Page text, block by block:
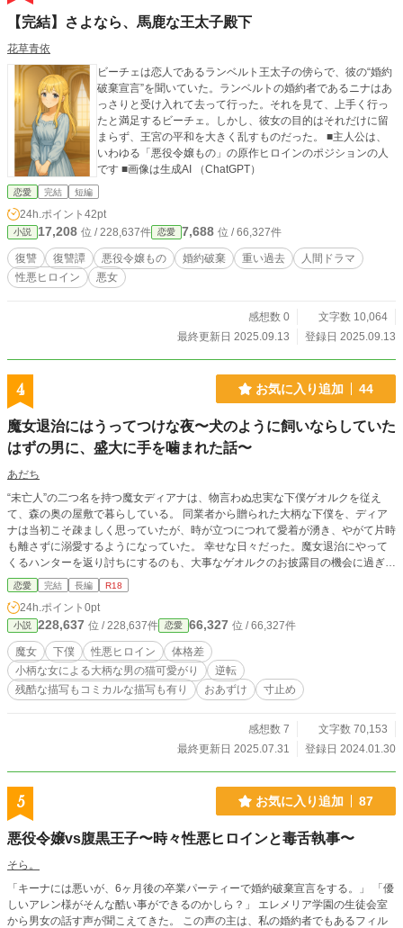
【完結】さよなら、馬鹿な王太子殿下
花草青依
ビーチェは恋人であるランベルト王太子の傍らで、彼の“婚約
破棄宣言”を聞いていた。ランベルトの婚約者であるニナはあ
っさりと受け入れて去って行った。それを見て、上手く行っ
たと満足するビーチェ。しかし、彼女の目的はそれだけに留
まらず、王宮の平和を大きく乱すものだった。 ■主人公は、
いわゆる「悪役令嬢もの」の原作ヒロインのポジションの人
です ■画像は生成AI （ChatGPT）
恋愛 完結 短編
24h.ポイント 42pt
小説 17,208 位 / 228,637件 恋愛 7,688 位 / 66,327件
復讐 復讐譚 悪役令嬢もの 婚約破棄 重い過去
人間ドラマ
性悪ヒロイン
悪女
感想数 0
文字数 10,064
最終更新日 2025.09.13
登録日 2025.09.13
4 お気に入り追加 44
魔女退治にはうってつけな夜〜犬のように飼いならしていた
はずの男に、盛大に手を噛まれた話〜
あだち
“未亡人”の二つ名を持つ魔女ディアナは、物言わぬ忠実な下僕ゲオルクを従え
て、森の奥の屋敷で暮らしている。 同業者から贈られた大柄な下僕を、ディア
ナは当初こそ疎ましく思っていたが、時が立つにつれて愛着が湧き、やがて片時
も離さずに溺愛するようになっていた。 幸せな日々だった。魔女退治にやって
くるハンターを返り討ちにするのも、大事なゲオルクのお披露目の機会に過ぎな
い。 ――はずだった。
恋愛 完結 長編 R18
24h.ポイント 0pt
小説 228,637 位 / 228,637件 恋愛 66,327 位 / 66,327件
魔女 下僕 性悪ヒロイン
体格差
小柄な女による大柄な男の猫可愛がり
逆転
残酷な描写もコミカルな描写も有り
おあずけ 寸止め
感想数 7
文字数 70,153
最終更新日 2025.07.31
登録日 2024.01.30
5 お気に入り追加 87
悪役令嬢vs腹黒王子〜時々性悪ヒロインと毒舌執事〜
そら。
「キーナには悪いが、6ヶ月後の卒業パーティーで婚約破棄宣言をする。」 「優
しいアレン様がそんな酷い事ができるのかしら？」 エレメリア学園の生徒会室
から男女の話す声が聞こえてきた。 この声の主は、私の婚約者でもあるフィル